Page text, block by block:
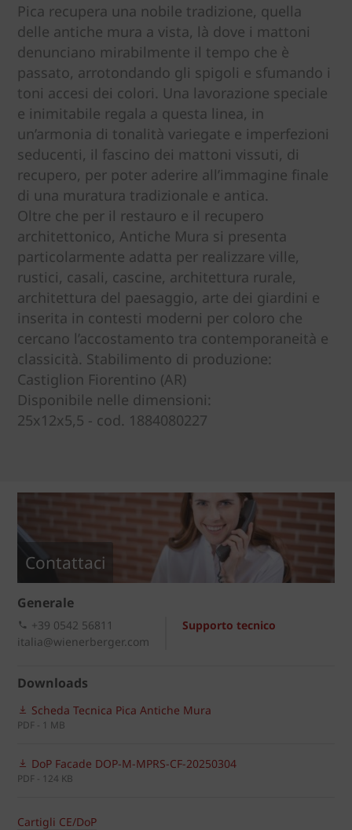
Pica recupera una nobile tradizione, quella
delle antiche mura a vista, là dove i mattoni
denunciano mirabilmente il tempo che è
passato, arrotondando gli spigoli e sfumando i
toni accesi dei colori. Una lavorazione speciale
e inimitabile regala a questa linea, in
un’armonia di tonalità variegate e imperfezioni
seducenti, il fascino dei mattoni vissuti, di
recupero, per poter aderire all’immagine finale
di una muratura tradizionale e antica.
Oltre che per il restauro e il recupero
architettonico, Antiche Mura si presenta
particolarmente adatta per realizzare ville,
rustici, casali, cascine, architettura rurale,
architettura del paesaggio, arte dei giardini e
inserita in contesti moderni per coloro che
cercano l’accostamento tra contemporaneità e
classicità. Stabilimento di produzione:
Castiglion Fiorentino (AR)
Disponibile nelle dimensioni:
25x12x5,5 - cod. 1884080227
Contattaci
Generale
Supporto tecnico
+39 0542 56811
italia@wienerberger.com
Downloads
Scheda Tecnica Pica Antiche Mura
PDF - 1 MB
DoP Facade DOP-M-MPRS-CF-20250304
PDF - 124 KB
Cartigli CE/DoP